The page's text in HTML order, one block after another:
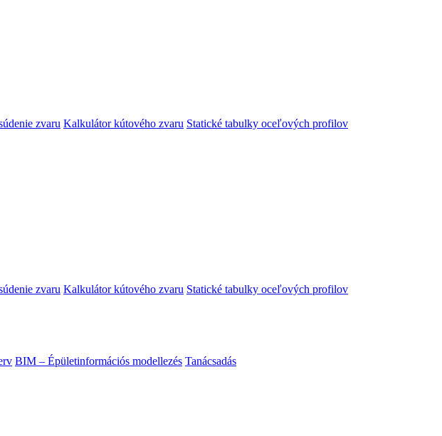
zvaru Kalkulátor kútového zvaru Statické tabulky oceľových profilov
zvaru Kalkulátor kútového zvaru Statické tabulky oceľových profilov
BIM – Épületinformációs modellezés Tanácsadás